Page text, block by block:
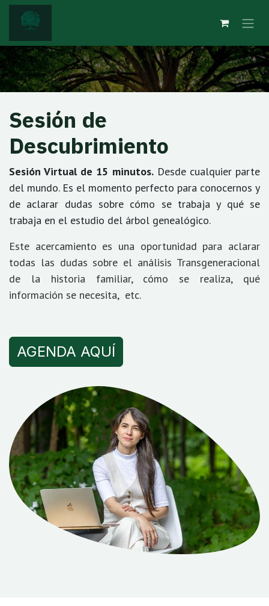
Skip to Content
Sesión de
Descubrimiento
Sesión Virtual de 15 minutos.Desde cualquier parte
del mundo. Es el momento perfecto para conocernos y
de aclarar dudas sobre cómo se trabaja y qué se
trabaja en el estudio del árbol genealógico.
Este acercamiento es una oportunidad para aclarar
todas las dudas sobre el análisis Transgeneracional
de la historia familiar, cómo se realiza, qué
información se necesita, etc.
AGENDA AQUÍ